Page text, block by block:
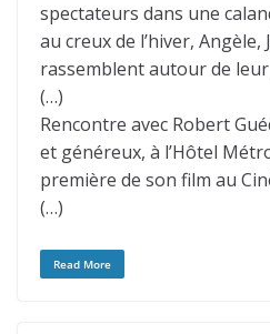
spectateurs dans une
au creux de l’hiver,
rassemblent autour de
(…)
Rencontre avec Robert
et généreux, à l’Hôtel
première de son film au
(…)
Read More